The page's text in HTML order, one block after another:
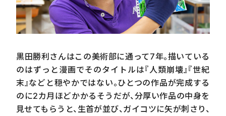
黒田勝利さんはこの美術部に通って7年。描いている
のはずっと漫画でそのタイトルは『人類崩壊』『世紀
末』などと穏やかではない。ひとつの作品が完成する
のに2カ月ほどかかるそうだが、分厚い作品の中身を
見せてもらうと、生首が並び、ガイコツに矢が刺さり、